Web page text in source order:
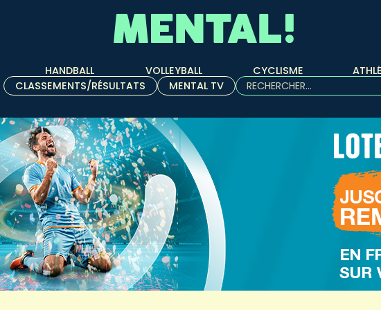
HANDBALL VOLLEYBALL CYCLISME
CLASSEMENTS/RÉSULTATS
MENTAL TV
Rechercher :